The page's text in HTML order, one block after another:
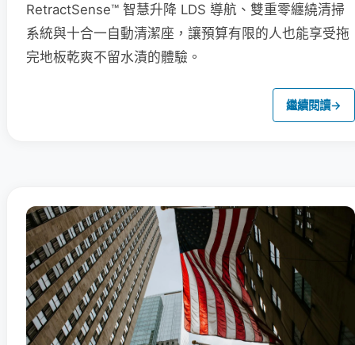
RetractSense™ 智慧升降 LDS 導航、雙重零纏繞清掃
系統與十合一自動清潔座，讓預算有限的人也能享受拖
完地板乾爽不留水漬的體驗。
繼續閱讀→